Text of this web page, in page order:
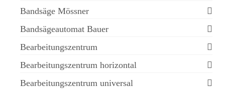
Bandsäge Mössner
Bandsägeautomat Bauer
Bearbeitungszentrum
Bearbeitungszentrum horizontal
Bearbeitungszentrum universal